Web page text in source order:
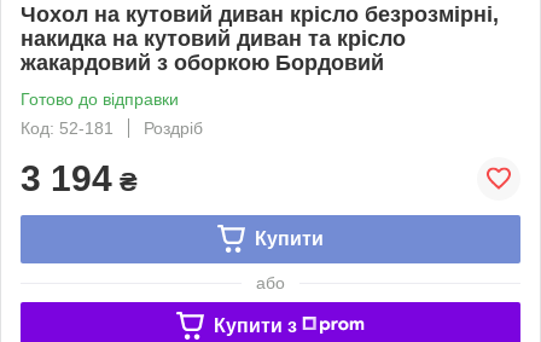
Чохол на кутовий диван крісло безрозмірні,
накидка на кутовий диван та крісло
жакардовий з оборкою Бордовий
Готово до відправки
Код: 52-181
Роздріб
3 194 ₴
Купити
або
Купити з